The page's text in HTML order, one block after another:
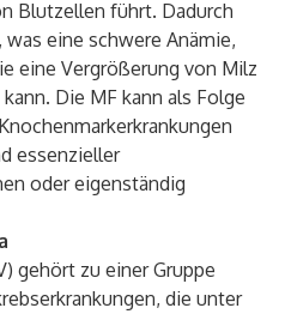
Blutzellen führt. Dadurch
eine schwere Anämie,
eine Vergrößerung von Milz
Die MF kann als Folge
essenzieller
oder eigenständig
gehört zu einer Gruppe
die unter